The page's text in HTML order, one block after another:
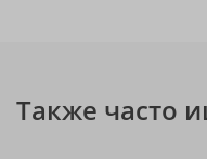
Также часто